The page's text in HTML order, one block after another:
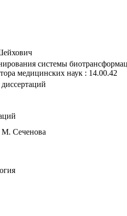
системы
медицинских наук : 14.00.42
Сеченова